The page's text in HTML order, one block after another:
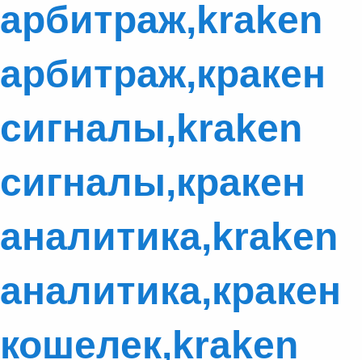
арбитраж,kraken
арбитраж,кракен
сигналы,kraken
сигналы,кракен
аналитика,kraken
аналитика,кракен
кошелек,kraken